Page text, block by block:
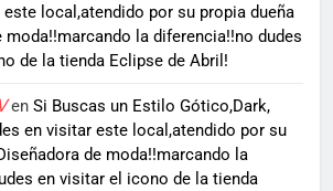
local,atendido por su propia dueña
moda!!marcando la diferencia!!no dudes
de la tienda Eclipse de Abril!
en Si Buscas un Estilo Gótico,Dark,
en visitar este local,atendido por su
de moda!!marcando la
en visitar el icono de la tienda